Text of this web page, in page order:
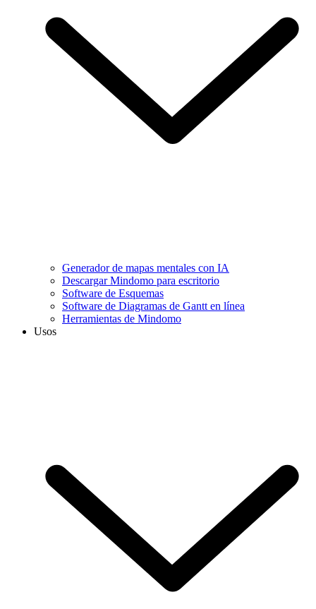
Generador de mapas mentales con IA
Descargar Mindomo para escritorio
Software de Esquemas
Software de Diagramas de Gantt en línea
Herramientas de Mindomo
Usos